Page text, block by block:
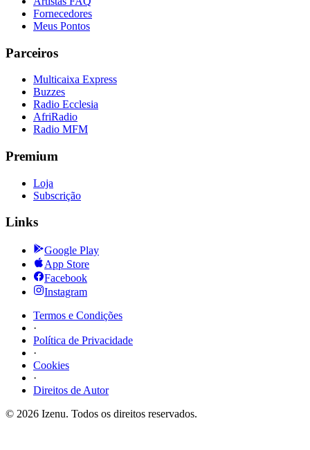
Fornecedores
Meus Pontos
Parceiros
Multicaixa Express
Buzzes
Radio Ecclesia
AfriRadio
Radio MFM
Premium
Loja
Subscrição
Links
Google Play
App Store
Facebook
Instagram
Termos e Condições
·
Política de Privacidade
·
Cookies
·
Direitos de Autor
© 2026 Izenu. Todos os direitos reservados.